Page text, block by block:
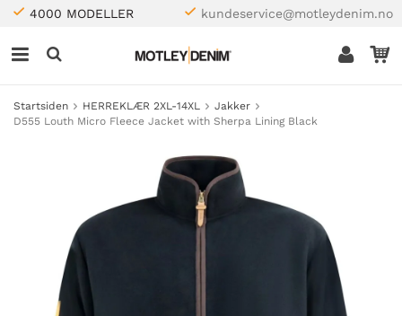
4000 MODELLER kundeservice@motleydenim.no
Startsiden HERREKLÆR 2XL-14XL
Jakker
D555 Louth Micro Fleece Jacket with Sherpa Lining Black